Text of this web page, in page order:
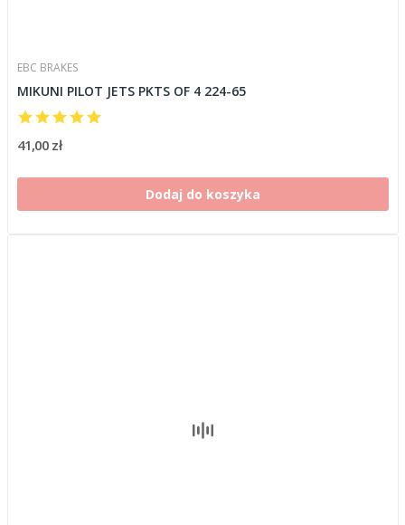
EBC BRAKES
MIKUNI PILOT JETS PKTS OF 4 224-65
41,00 zł
Dodaj do koszyka